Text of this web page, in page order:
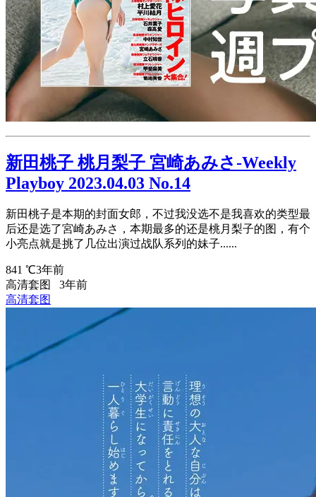
新田桃子 桃月梨子 宮崎あみさ-Weekly
Playboy 2023.04.03 No.14
新田桃子是本期的封面女郎，不过我没选不是我喜欢的类型最
后还是选了宮崎あみさ，本期最多的还是桃月梨子的图，有个
小亮点就是挑了几位出演过战队系列的妹子......
841 ℃3年前
高清套图
3年前
高清套图